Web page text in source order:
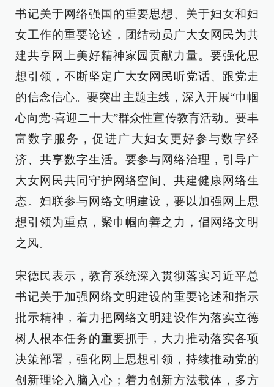
书记关于网络强国的重要思想、关于妇女和妇
女工作的重要论述，团结动员广大女网民为共
建共享网上美好精神家园贡献力量。要强化思
想引领，不断坚定广大女网民听党话、跟党走
的信念信心。要突出主题主线，深入开展“巾帼
心向党·喜迎二十大”群众性宣传教育活动。要丰
富数字服务，促进广大妇女更好参与数字经
济、共享数字生活。要参与网络治理，引导广
大女网民共同守护网络空间、共建健康网络生
态。妇联参与网络文明建设，要以加强网上思
想引领为重点，聚巾帼向善之力，倡网络文明
之风。
宋德民表示，教育系统深入贯彻落实习近平总
书记关于加强网络文明建设的重要论述和指示
批示精神，着力把网络文明建设作为落实立德
树人根本任务的重要抓手，大力推动落实各项
决策部署，强化网上思想引领，持续推动党的
创新理论入脑入心；着力创新方法载体，多方